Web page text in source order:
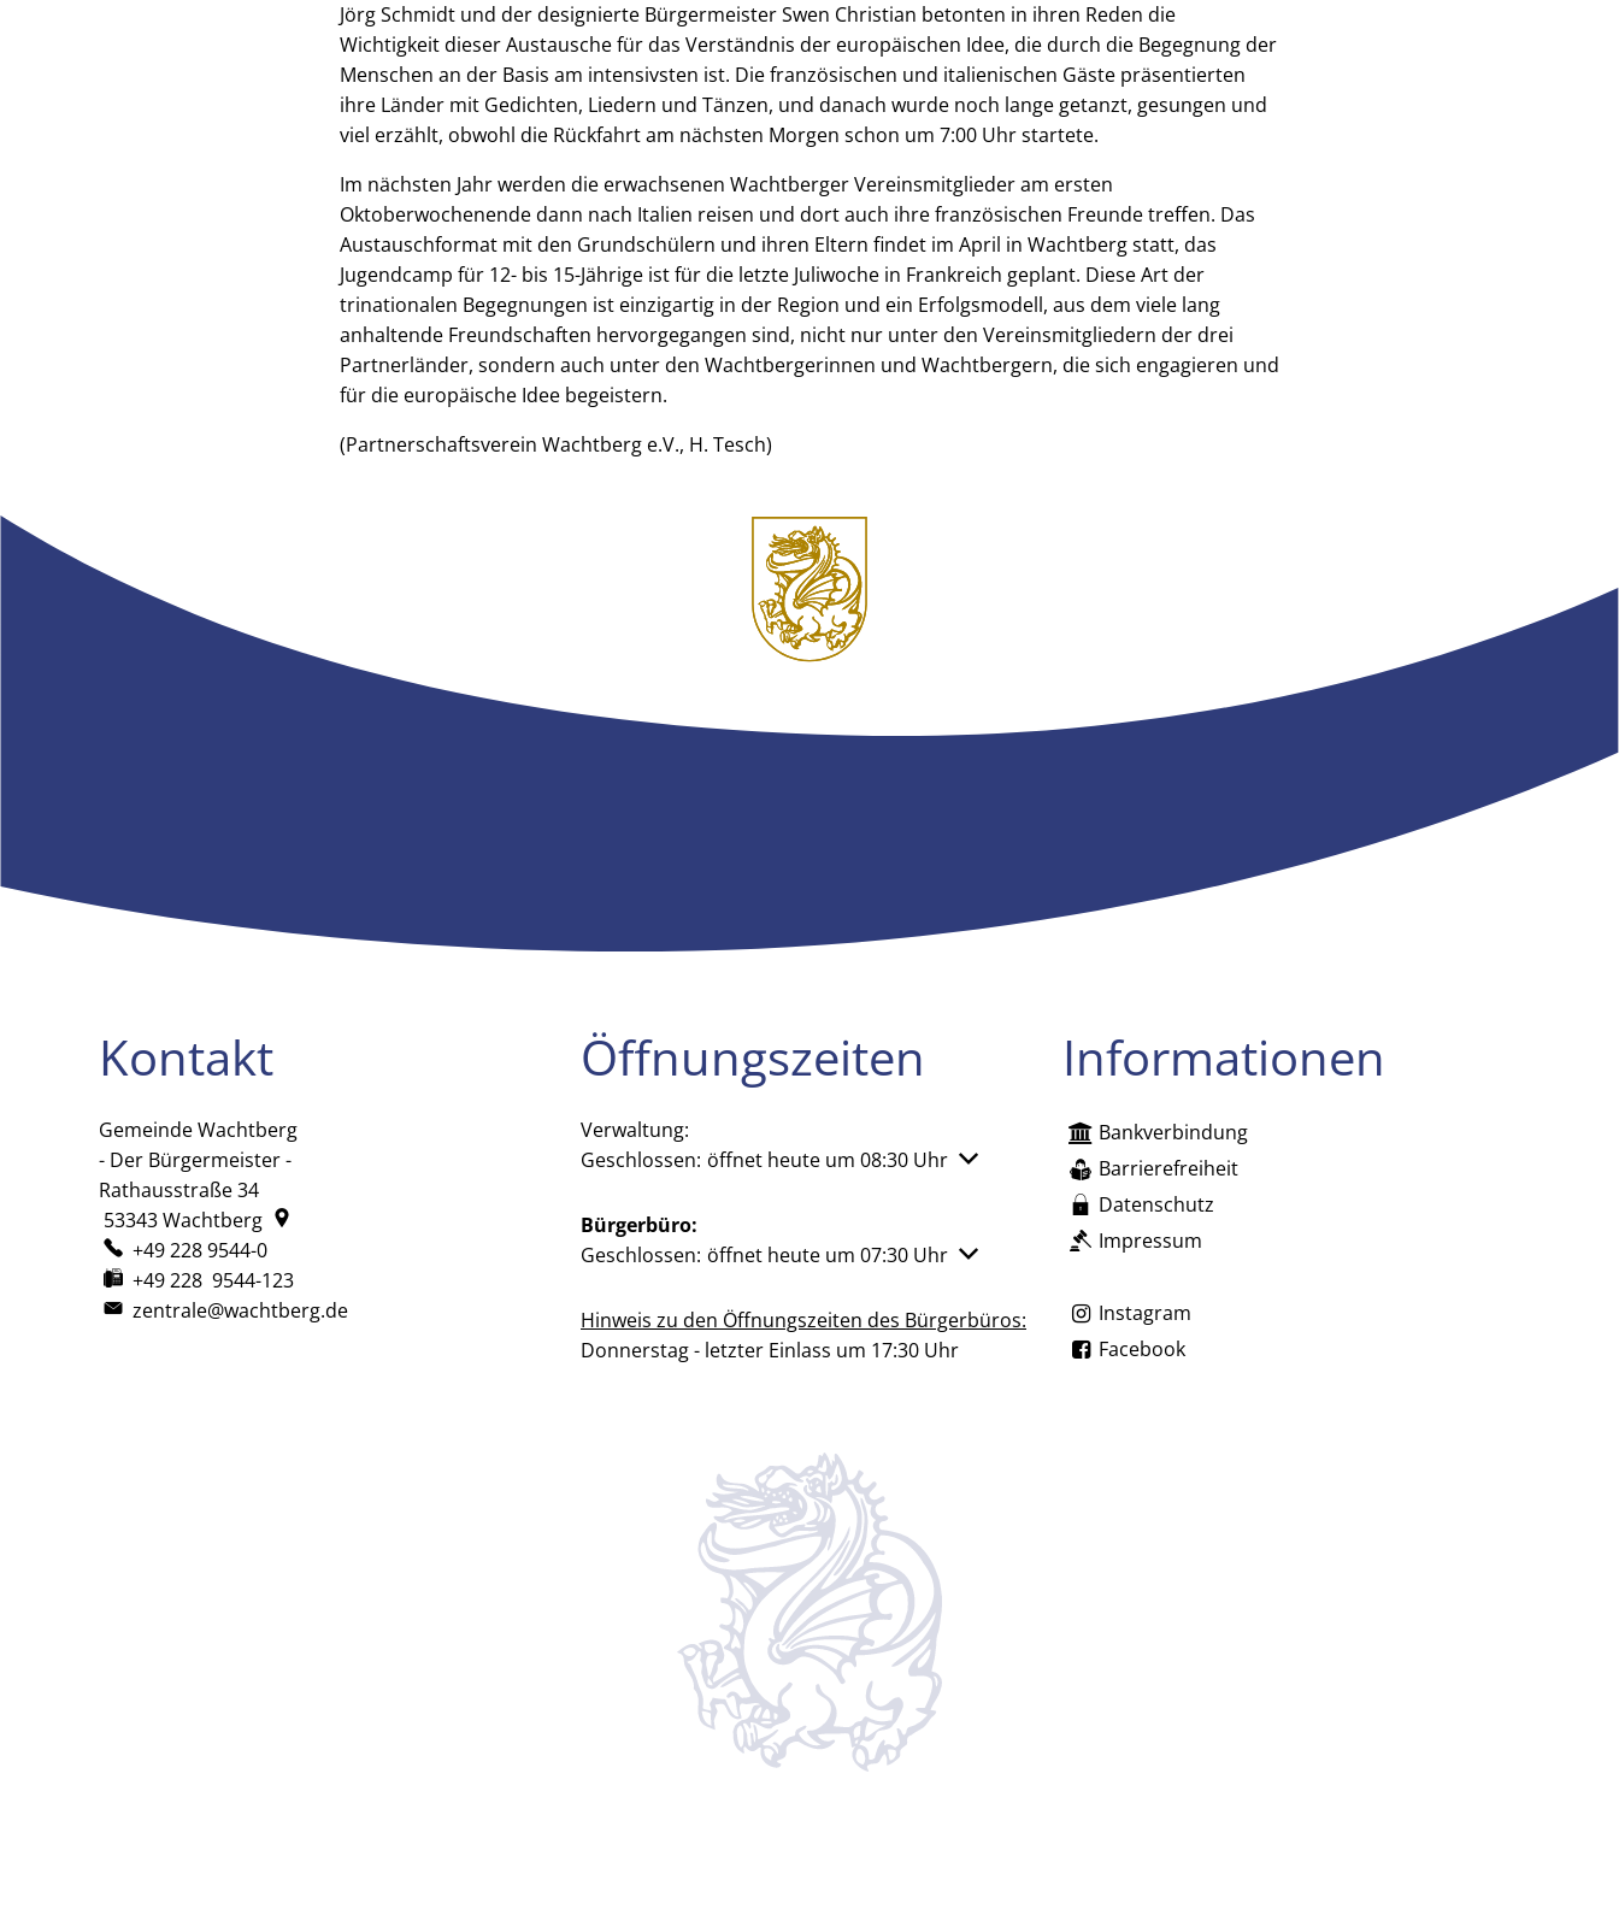
Jörg Schmidt und der designierte Bürgermeister Swen Christian betonten in ihren Reden die
Wichtigkeit dieser Austausche für das Verständnis der europäischen Idee, die durch die Begegnung der
Menschen an der Basis am intensivsten ist. Die französischen und italienischen Gäste präsentierten
ihre Länder mit Gedichten, Liedern und Tänzen, und danach wurde noch lange getanzt, gesungen und
viel erzählt, obwohl die Rückfahrt am nächsten Morgen schon um 7:00 Uhr startete.
Im nächsten Jahr werden die erwachsenen Wachtberger Vereinsmitglieder am ersten
Oktoberwochenende dann nach Italien reisen und dort auch ihre französischen Freunde treffen. Das
Austauschformat mit den Grundschülern und ihren Eltern findet im April in Wachtberg statt, das
Jugendcamp für 12- bis 15-Jährige ist für die letzte Juliwoche in Frankreich geplant. Diese Art der
trinationalen Begegnungen ist einzigartig in der Region und ein Erfolgsmodell, aus dem viele lang
anhaltende Freundschaften hervorgegangen sind, nicht nur unter den Vereinsmitgliedern der drei
Partnerländer, sondern auch unter den Wachtbergerinnen und Wachtbergern, die sich engagieren und
für die europäische Idee begeistern.
(Partnerschaftsverein Wachtberg e.V., H. Tesch)
Kontakt
Gemeinde Wachtberg
- Der Bürgermeister -
Rathausstraße 34
53343Wachtberg
+49 228 9544-0
+49 228 9544-123
zentrale@wachtberg.de
Öffnungszeiten
Verwaltung:
Klicken, um weitere Öffnungs- oder Schließzeiten auszublenden
Geschlossen: öffnet heute um 08:30 Uhr
Bürgerbüro:
Klicken, um weitere Öffnungs- oder Schließzeiten auszublenden
Geschlossen: öffnet heute um 07:30 Uhr
Hinweis zu den Öffnungszeiten des Bürgerbüros:
Donnerstag - letzter Einlass um 17:30 Uhr
Informationen
Bankverbindung
Barrierefreiheit
Datenschutz
Impressum
Instagram
Facebook